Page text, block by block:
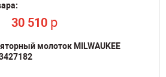
30 510 p
молоток MILWAUKEE
По запросу
По запросу
pp
По запросу
По запросу
По запросу
30 510 p
p